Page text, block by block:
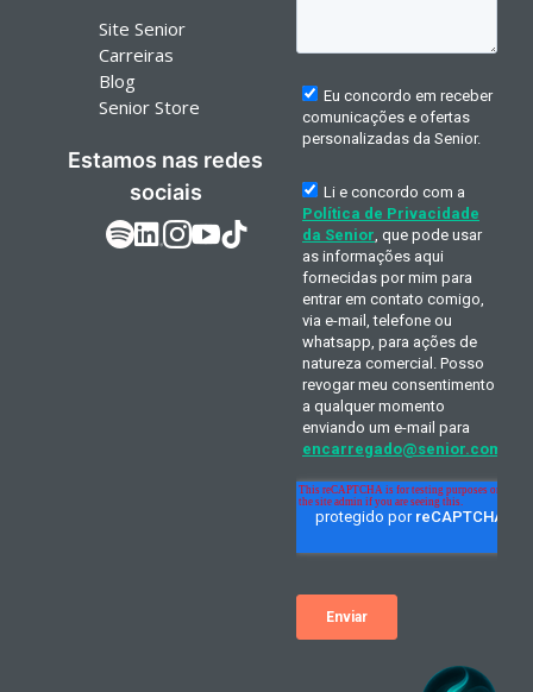
Site Senior
Carreiras
Blog
Senior Store
Estamos nas redes
sociais